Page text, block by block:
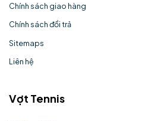
Chính sách giao hàng
Chính sách đổi trả
Sitemaps
Liên hệ
Vợt Tennis